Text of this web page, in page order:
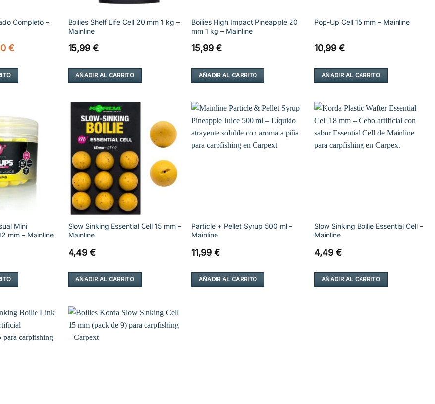
Completo –
€.
€El
56,90 €.
Boilies Shelf Life Cell 20 mm 1 kg –
Mainline
15,99€
AÑADIR AL CARRITO
Boilies High Impact Pineapple 20
mm 1 kg – Mainline
15,99 €
AÑADIR AL CARRITO
Pop-Up Cell 15 mm – Mainline
10,99€
AÑADIR AL CARRITO
Añadir
a la
lista de
deseos
Mini
mm – Mainline
Añadir
a la
lista de
deseos
Slow Sinking Essential Cell 15 mm –
Mainline
4,49€
AÑADIR AL CARRITO
Añadir
a la
deseos
Particle + Pellet Syrup 500 ml –
Mainline
11,99 €
AÑADIR AL CARRITO
Añadir
a la
Slow Sinking Boilie Essential Cell –
Mainline
4,49€
AÑADIR AL CARRITO
Añadir
a la